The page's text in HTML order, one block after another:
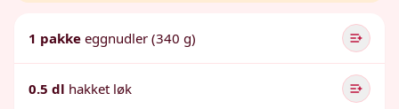
1 pakke eggnudler (340 g)
0.5 dl hakket løk